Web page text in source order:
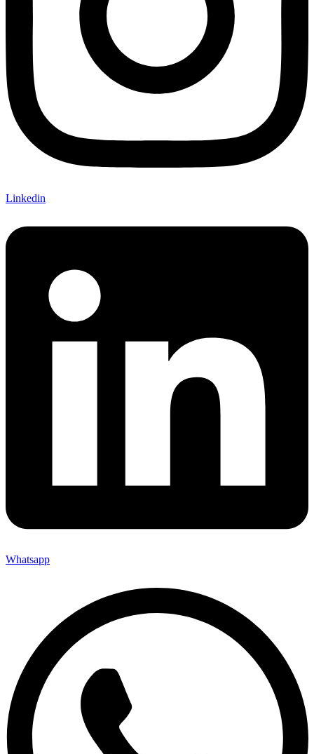
Linkedin
Whatsapp